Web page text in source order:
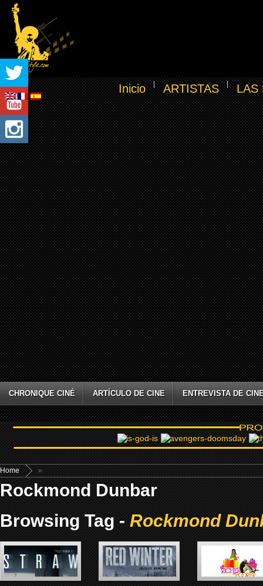
Inicio ARTISTAS LAS
CHRONIQUE CINÉ ARTÍCULO DE CINE ENTREVISTA DE
Home »
Rockmond Dunbar
Browsing Tag -Rockmond